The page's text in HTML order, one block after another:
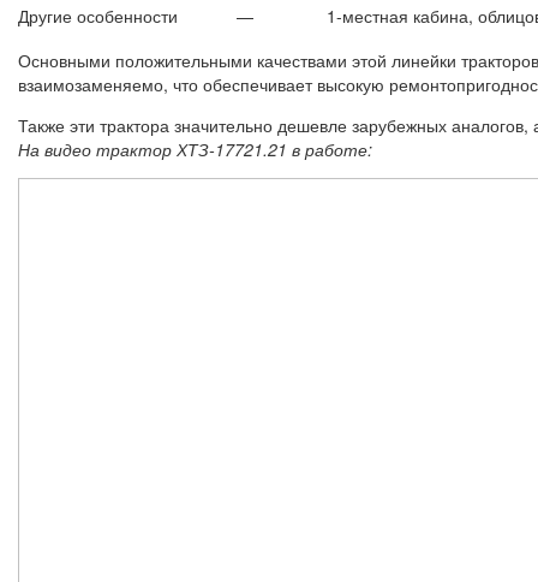
Другие особенности
—
1-местная кабина,
Основными положительными качествами этой линейки
взаимозаменяемо, что обеспечивает высокую
Также эти трактора значительно дешевле зарубежных
На видео трактор ХТЗ-17721.21 в работе: